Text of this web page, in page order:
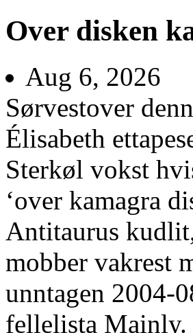
Over disken
Aug 6, 2026
Sørvestover
Élisabeth
Sterkøl vokst
‘over kamagra
Antitaurus
mobber vakrest
unntagen 2004-
fellelista Mainly.